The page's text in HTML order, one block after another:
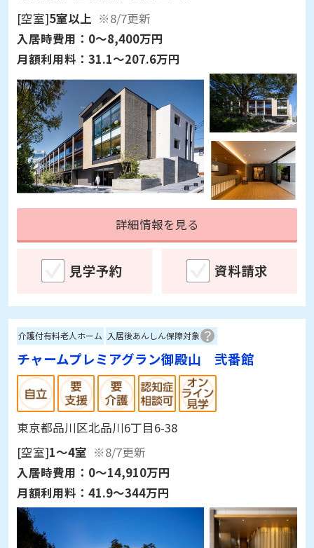
[空室]5室以上 ※8/7更新
入居時費用： 0～8,400万円
月額利用料： 31.1～207.6万円
詳細情報を見る
見学予約 資料請求
介護付有料老人ホーム 入居後あんしん保障対象
チャームプレミアグラン御殿山 弐番館
東京都品川区北品川6丁目6-38
[空室]1～4室 ※8/7更新
入居時費用： 0～14,910万円
月額利用料： 41.9～344万円